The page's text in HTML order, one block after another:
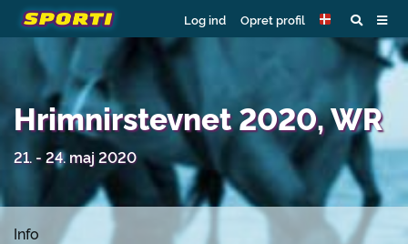
Log ind Opret profil
Hrimnirstevnet 2020, WR
21. - 24. maj 2020
Info